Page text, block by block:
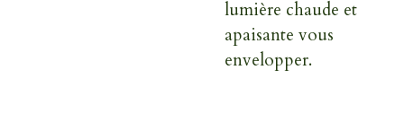
lumière chaude et
apaisante vous
envelopper.